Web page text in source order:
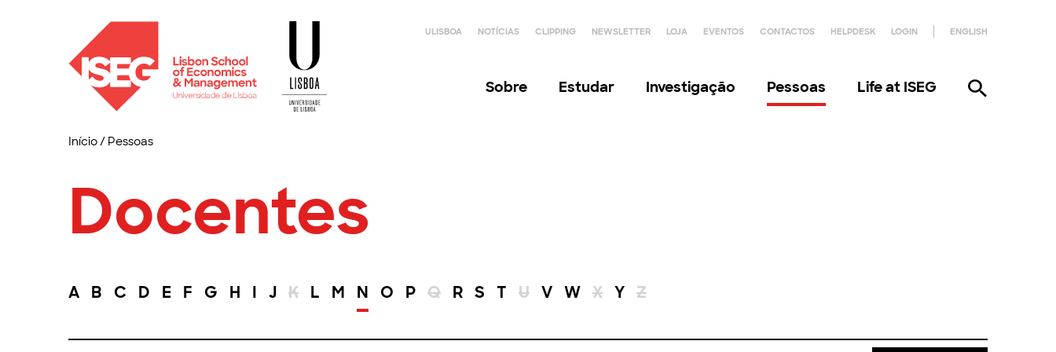
ULISBOA NOTÍCIAS CLIPPING NEWSLETTER LOJA EVENTOS CONTACTOS HELPDESK LOGIN ENGLISH
Sobre Estudar Investigação Pessoas Life at ISEG
Início/ Pessoas
Docentes
A B C D E F G H I J K L M N O P Q R S T U V W X Y Z